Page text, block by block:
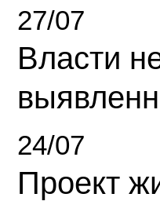
27/07
Власти
24/07
Проект